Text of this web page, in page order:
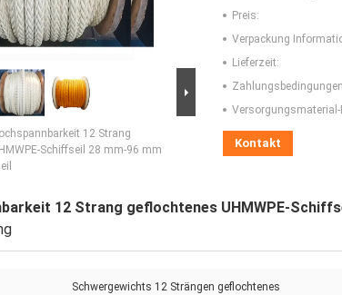
12 Strang
Schiffseil 28 mm-96 mm
Preis:
Verpackung
Lieferzeit:
Versorgungsmaterial-
Kontakt
12 Strang geflochtenes UHMWPE-
Schwergewichts 12 Strängen geflochtenes